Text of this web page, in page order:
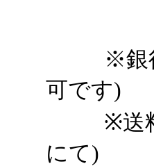
※銀
可です)
※送
にて)